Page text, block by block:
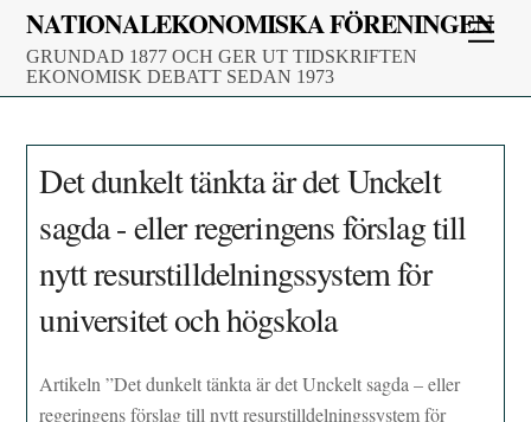
Skip
content
NATIONALEKONOMISKA FÖRENINGEN
GRUNDAD 1877 OCH GER UT TIDSKRIFTEN
EKONOMISK DEBATT SEDAN 1973
Det dunkelt tänkta är det Unckelt
sagda - eller regeringens förslag till
nytt resurstilldelningssystem för
universitet och högskola
Artikeln ”Det dunkelt tänkta är det Unckelt sagda – eller
regeringens förslag till nytt resurstilldelningssystem för